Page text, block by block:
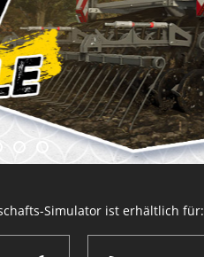
Simulator ist erhältlich für: